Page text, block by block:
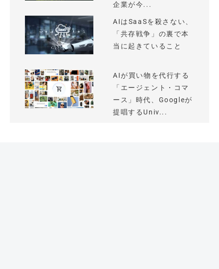
企業が今...
AIはSaaSを殺さない、
「共存戦争」の裏で本
当に起きていること
AIが買い物を代行する
「エージェント・コマ
ース」時代、Googleが
提唱するUniv...